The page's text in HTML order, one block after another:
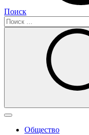
Поиск
Общество